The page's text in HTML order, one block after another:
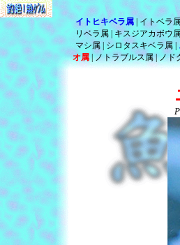
イトヒキベラ属 イトベラ
リベラ属
キスジアカボウ
マシ属
シロタスキベラ属
オ属 ノトラブルス属 ノド